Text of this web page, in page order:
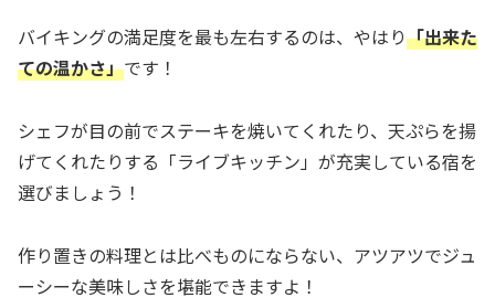
バイキングの満足度を最も左右するのは、やはり「出来た
ての温かさ」です！
シェフが目の前でステーキを焼いてくれたり、天ぷらを揚
げてくれたりする「ライブキッチン」が充実している宿を
選びましょう！
作り置きの料理とは比べものにならない、アツアツでジュ
ーシーな美味しさを堪能できますよ！